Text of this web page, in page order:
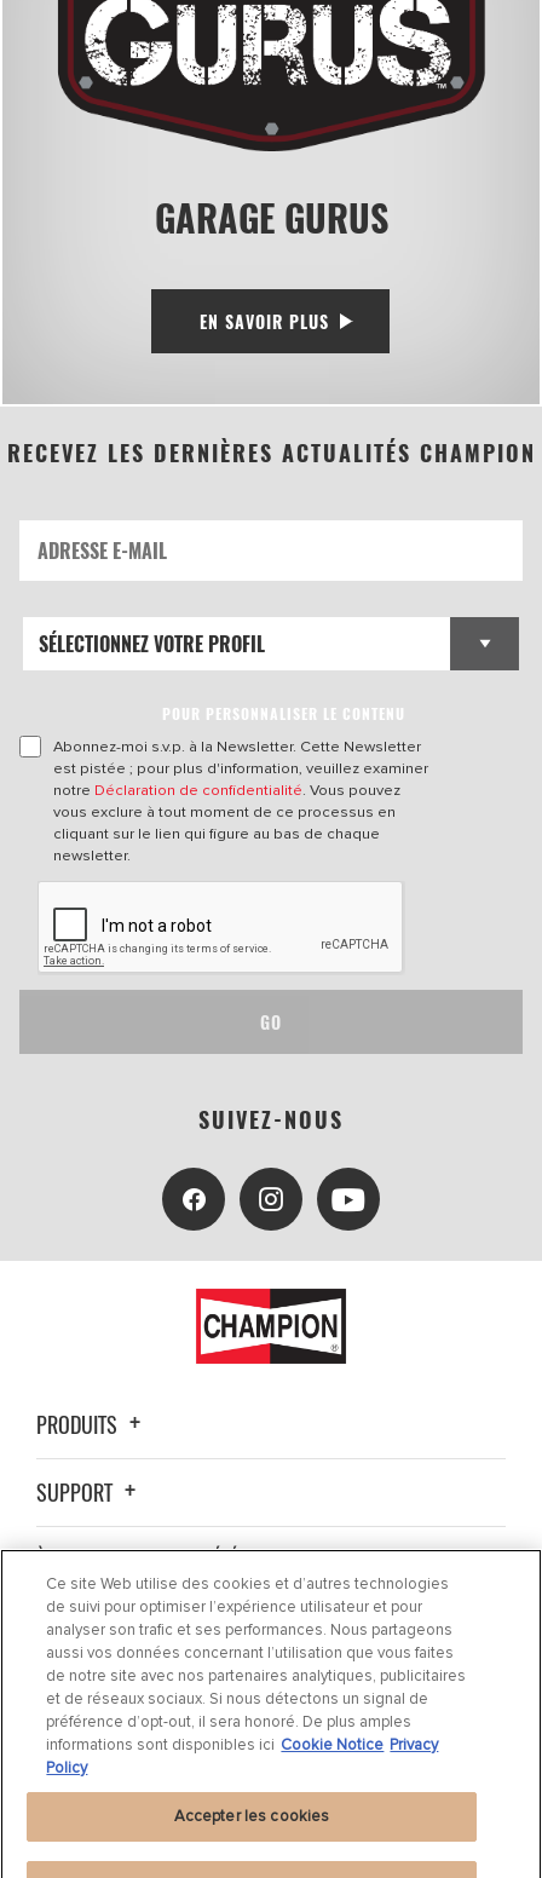
GARAGE GURUS
EN SAVOIR PLUS
RECEVEZ LES DERNIÈRES ACTUALITÉS CHAMPION
POUR PERSONNALISER LE CONTENU
Abonnez-moi s.v.p. à la Newsletter. Cette Newsletter
est pistée ; pour plus d'information, veuillez examiner
notre Déclaration de confidentialité. Vous pouvez
vous exclure à tout moment de ce processus en
cliquant sur le lien qui figure au bas de chaque
newsletter.
GO
SUIVEZ-NOUS
PRODUITS
SUPPORT
À PROPOS DE LA SOCIÉTÉ
OÙ ACHETER ?
ACTUALITÉS
CONTACTEZ-NOUS
Ce site Web utilise des cookies et d’autres technologies
de suivi pour optimiser l’expérience utilisateur et pour
analyser son trafic et ses performances. Nous partageons
aussi vos données concernant l’utilisation que vous faites
de notre site avec nos partenaires analytiques, publicitaires
et de réseaux sociaux. Si nous détectons un signal de
préférence d’opt-out, il sera honoré. De plus amples
informations sont disponibles ici Cookie Notice Privacy
Policy
Accepter les cookies